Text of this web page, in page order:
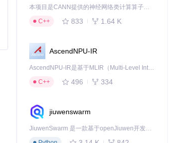
本项目是CANN提供的神经网络类计算算子库，实现网络在NPU上加速计算。
C++
833 1.64 K
AscendNPU-IR
AscendNPU-IR是基于MLIR（Multi-Level Intermediate Representation）构建的，面向昇腾亲和算子编译时使用的中间表示，提供昇腾完备表达能力，通过编译优化提升昇腾AI处理器计算效率，支持通过生态框架使能昇腾AI处理器与深度调优
C++
496 334
jiuwenswarm
JiuwenSwarm 是一款基于openJiuwen开发的智能AI Agent，它能够将大语言模型的强大能力，通过你日常使用的各类通讯应用，直接延伸至你的指尖。